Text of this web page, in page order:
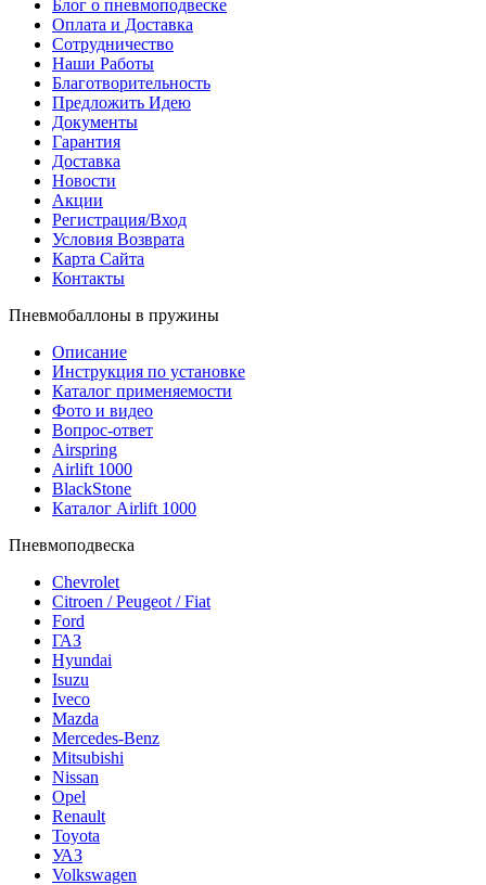
Блог о пневмоподвеске
Оплата и Доставка
Сотрудничество
Наши Работы
Благотворительность
Предложить Идею
Документы
Гарантия
Доставка
Новости
Акции
Регистрация/Вход
Условия Возврата
Карта Сайта
Контакты
Пневмобаллоны в пружины
Описание
Инструкция по установке
Каталог применяемости
Фото и видео
Вопрос-ответ
Airspring
Airlift 1000
BlackStone
Каталог Airlift 1000
Пневмоподвеска
Chevrolet
Citroen / Peugeot / Fiat
Ford
ГАЗ
Hyundai
Isuzu
Iveco
Mazda
Mercedes-Benz
Mitsubishi
Nissan
Opel
Renault
Toyota
УАЗ
Volkswagen